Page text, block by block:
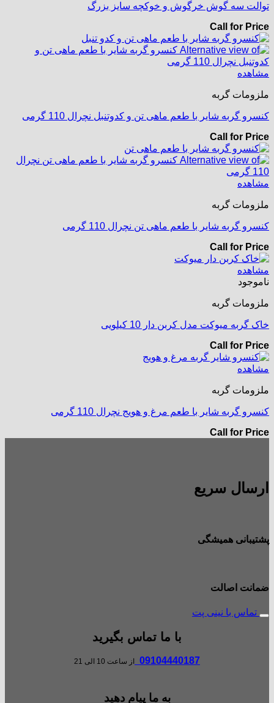
توالت سه گوش خرگوش و خوکچه سایز بزرگ
Call for Price
مشاهده
ملزومات گربه
کنسرو گربه شایر با طعم ماهی تن و کدوتنبل نچرال 110 گرمی
Call for Price
مشاهده
ملزومات گربه
کنسرو گربه شایر با طعم ماهی تن نچرال 110 گرمی
Call for Price
مشاهده
ناموجود
ملزومات گربه
خاک گربه میوکت مدل کربن دار 10 کیلویی
Call for Price
مشاهده
ملزومات گربه
کنسرو گربه شایر با طعم مرغ و هویج نچرال 110 گرمی
Call for Price
ارسال سریع
پشتیبانی همیشگی
ضمانت اصالت
تماس با نینی پت
با ما تماس بگیرید
09104440187 از ساعت 10 الی 21
به ما پیام دهید